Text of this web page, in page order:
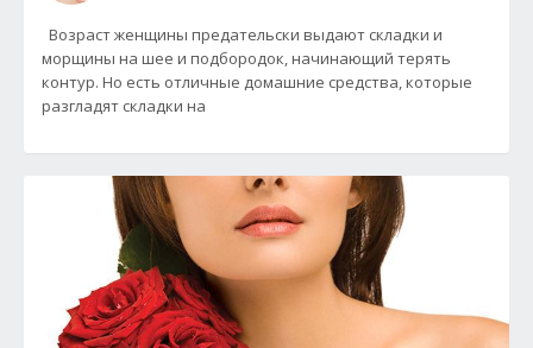
Возраст женщины предательски выдают складки и
морщины на шее и подбородок, начинающий терять
контур. Но есть отличные домашние средства, которые
разгладят складки на